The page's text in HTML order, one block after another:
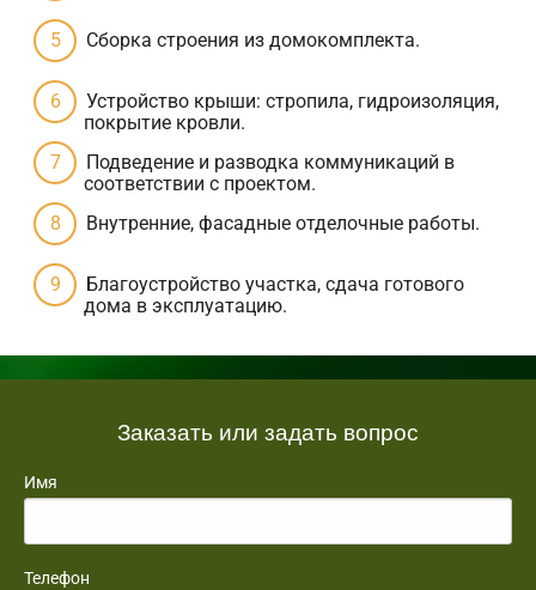
Сборка строения из домокомплекта.
Устройство крыши: стропила, гидроизоляция,
покрытие кровли.
Подведение и разводка коммуникаций в
соответствии с проектом.
Внутренние, фасадные отделочные работы.
Благоустройство участка, сдача готового
дома в эксплуатацию.
Заказать или задать вопрос
Имя
Телефон